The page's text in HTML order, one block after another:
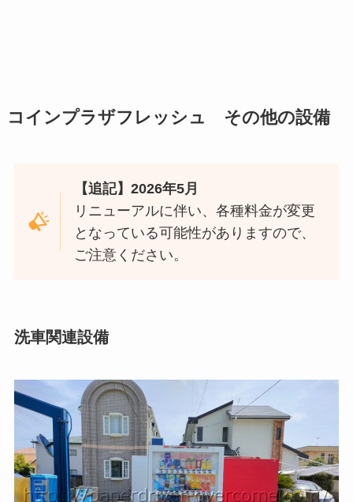
コインプラザフレッシュ その他の設備
【追記】2026年5月
リニューアルに伴い、各種料金が変更
となっている可能性がありますので、
ご注意ください。
洗車関連設備